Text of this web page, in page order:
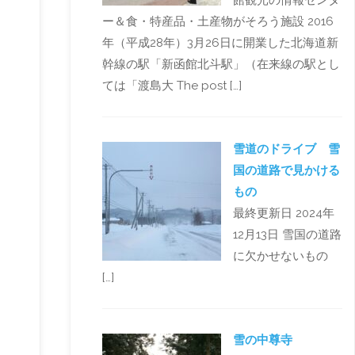
ー＆食・特産品・土産物がそろう施設 2016
年（平成28年）3月26日に開業した北海道新
幹線の駅「新函館北斗駅」（在来線の駅とし
ては「渡島大 The post […]
雪道のドライブ 雪
国の道路で見かける
もの
最終更新日 2024年
12月13日 雪国の道路
に欠かせないもの
[…]
雪の中尊寺